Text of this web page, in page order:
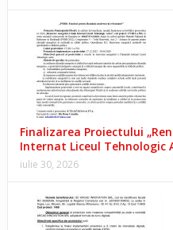
Finalizarea Proiectului
Internat Liceul Tehnologic
iulie 30, 2026